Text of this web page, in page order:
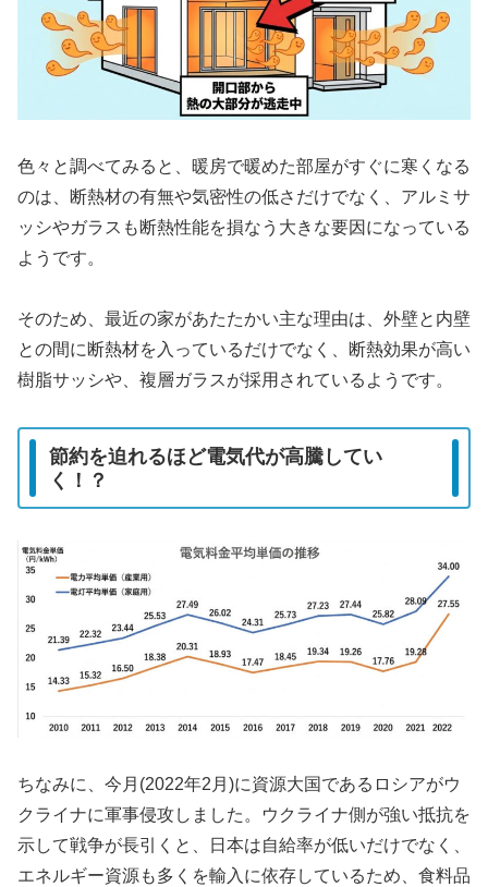
色々と調べてみると、暖房で暖めた部屋がすぐに寒くなる
のは、断熱材の有無や気密性の低さだけでなく、アルミサ
ッシやガラスも断熱性能を損なう大きな要因になっている
ようです。
そのため、最近の家があたたかい主な理由は、外壁と内壁
との間に断熱材を入っているだけでなく、断熱効果が高い
樹脂サッシや、複層ガラスが採用されているようです。
節約を迫れるほど電気代が高騰してい
く！？
ちなみに、今月(2022年2月)に資源大国であるロシアがウ
クライナに軍事侵攻しました。ウクライナ側が強い抵抗を
示して戦争が長引くと、日本は自給率が低いだけでなく、
エネルギー資源も多くを輸入に依存しているため、食料品